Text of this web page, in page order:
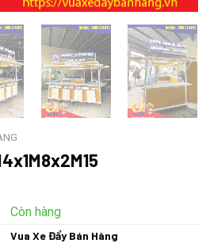
Còn hàng
Vua Xe Đẩy Bán Hàng